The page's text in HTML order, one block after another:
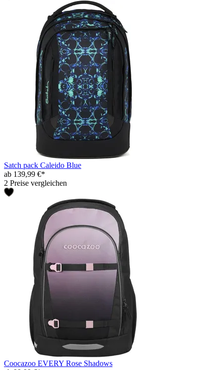
Satch pack Caleido Blue
ab 139,99 €*
2 Preise vergleichen
Coocazoo EVERY Rose Shadows